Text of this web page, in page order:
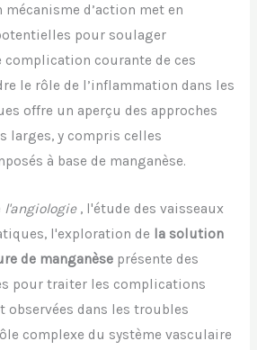
mécanisme d’action met en
pour soulager
complication courante de ces
le rôle de l’inflammation dans les
offre un aperçu des approches
larges, y compris celles
à base de manganèse.
l'angiologie, l'étude des vaisseaux
l'exploration de la solution
de manganèseprésente des
pour traiter les complications
observées dans les troubles
complexe du système vasculaire